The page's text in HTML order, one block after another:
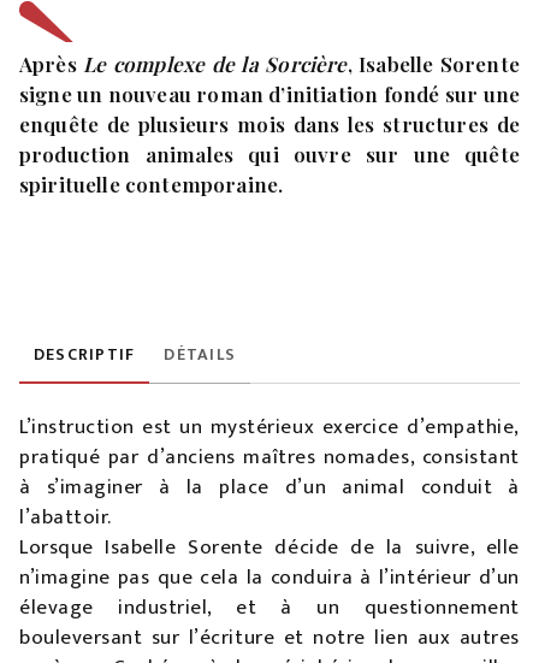
Après Le complexe de la Sorcière, Isabelle Sorente
signe un nouveau roman d’initiation fondé sur une
enquête de plusieurs mois dans les structures de
production animales qui ouvre sur une quête
spirituelle contemporaine.
DESCRIPTIF DÉTAILS
L’instruction est un mystérieux exercice d’empathie,
pratiqué par d’anciens maîtres nomades, consistant
à s’imaginer à la place d’un animal conduit à
l’abattoir.
Lorsque Isabelle Sorente décide de la suivre, elle
n’imagine pas que cela la conduira à l’intérieur d’un
élevage industriel, et à un questionnement
bouleversant sur l’écriture et notre lien aux autres